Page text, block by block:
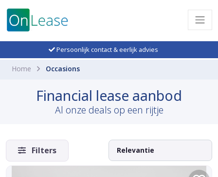
Persoonlijk contact & eerlijk advies
Home Occasions
Financial lease aanbod
Al onze deals op een rijtje
Filters